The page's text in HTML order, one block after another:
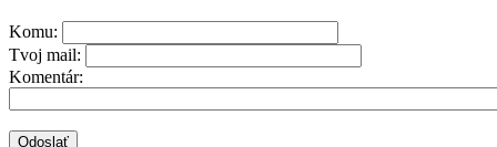
Komu:
Tvoj mail:
Komentár: